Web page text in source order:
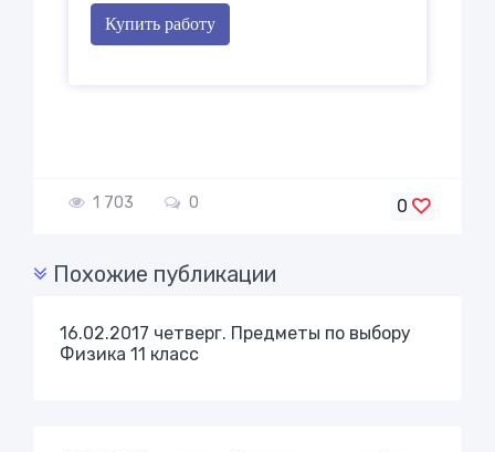
Купить работу
1 703 0 0
Похожие публикации
16.02.2017 четверг. Предметы по выбору
Физика 11 класс